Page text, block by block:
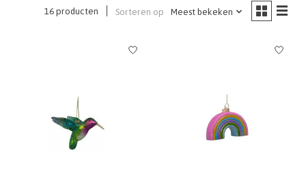
16 producten Sorteren op Meest bekeken